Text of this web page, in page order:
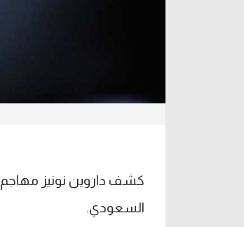
كشف داروين نونيز مهاجم
السعودي.